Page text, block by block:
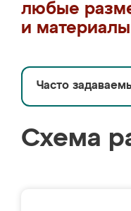
любые
и материалы
Часто
Схема